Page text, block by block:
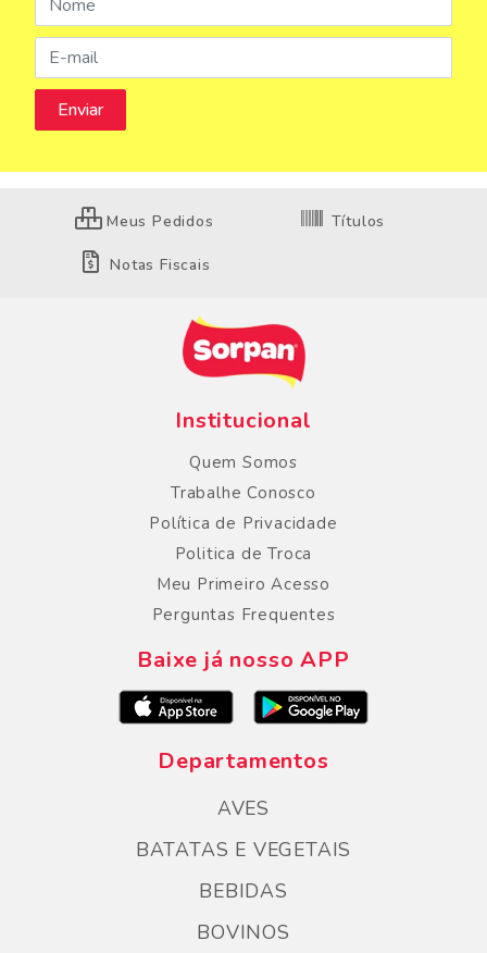
Meus Pedidos Títulos
Notas Fiscais
Institucional
Quem Somos
Trabalhe Conosco
Política de Privacidade
Politica de Troca
Meu Primeiro Acesso
Perguntas Frequentes
Baixe já nosso APP
Departamentos
AVES
BATATAS E VEGETAIS
BEBIDAS
BOVINOS